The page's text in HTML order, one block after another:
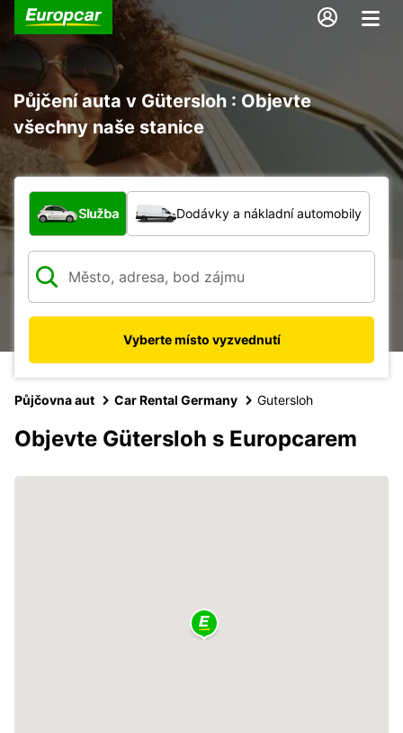
Půjčení auta v Gütersloh : Objevte
všechny naše stanice
Jaký typ vozidla?
Služba Dodávky a nákladní automobily
Vyberte místo vyzvednutí
Půjčovna aut Car Rental Germany Gutersloh
Objevte Gütersloh s Europcarem